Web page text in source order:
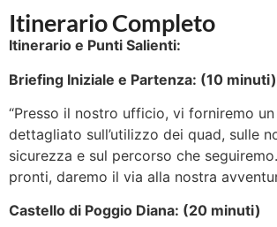
Itinerario Completo
Itinerario e Punti Salienti:
Briefing Iniziale e Partenza: (10 minuti)
“Presso il nostro ufficio, vi forniremo
dettagliato sull’utilizzo dei quad, sulle
sicurezza e sul percorso che
pronti, daremo il via alla nostra
Castello di Poggio Diana: (20 minuti)